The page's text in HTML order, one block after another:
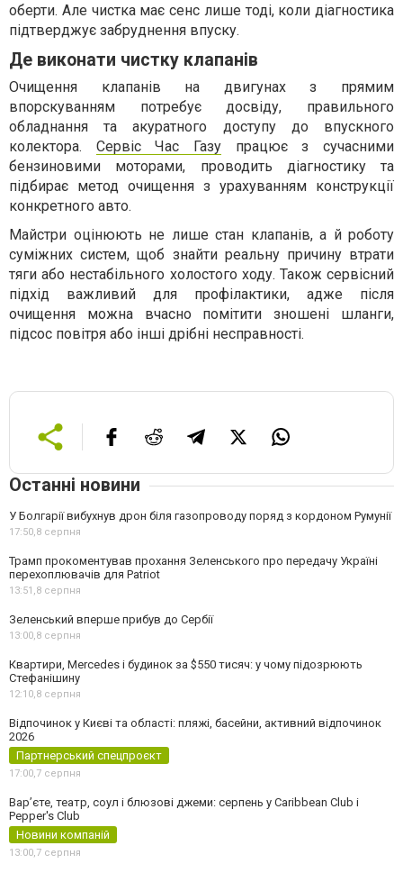
оберти. Але чистка має сенс лише тоді, коли діагностика
підтверджує забруднення впуску.
Де виконати чистку клапанів
Очищення клапанів на двигунах з прямим
впорскуванням потребує досвіду, правильного
обладнання та акуратного доступу до впускного
колектора. Сервіс Час Газу працює з сучасними
бензиновими моторами, проводить діагностику та
підбирає метод очищення з урахуванням конструкції
конкретного авто.
Майстри оцінюють не лише стан клапанів, а й роботу
суміжних систем, щоб знайти реальну причину втрати
тяги або нестабільного холостого ходу. Також сервісний
підхід важливий для профілактики, адже після
очищення можна вчасно помітити зношені шланги,
підсос повітря або інші дрібні несправності.
Останні новини
У Болгарії вибухнув дрон біля газопроводу поряд з кордоном Румунії
17:50,8 серпня
Трамп прокоментував прохання Зеленського про передачу Україні
перехоплювачів для Patriot
13:51,8 серпня
Зеленський вперше прибув до Сербії
13:00,8 серпня
Квартири, Mercedes і будинок за $550 тисяч: у чому підозрюють
Стефанішину
12:10,8 серпня
Відпочинок у Києві та області: пляжі, басейни, активний відпочинок
2026
Партнерський спецпроєкт
17:00,7 серпня
Вар’єте, театр, соул і блюзові джеми: серпень у Caribbean Club і
Pepper's Club
Новини компаній
13:00,7 серпня